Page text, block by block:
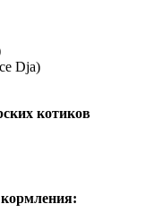
Dja)
котиков